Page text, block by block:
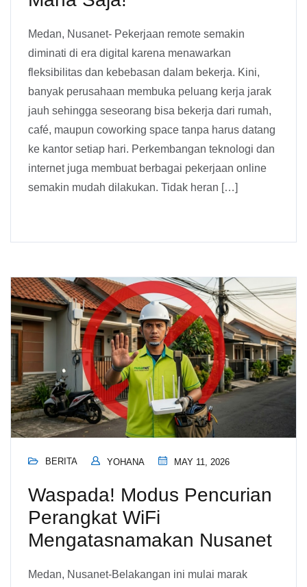
Medan, Nusanet- Pekerjaan remote semakin
diminati di era digital karena menawarkan
fleksibilitas dan kebebasan dalam bekerja. Kini,
banyak perusahaan membuka peluang kerja jarak
jauh sehingga seseorang bisa bekerja dari rumah,
café, maupun coworking space tanpa harus datang
ke kantor setiap hari. Perkembangan teknologi dan
internet juga membuat berbagai pekerjaan online
semakin mudah dilakukan. Tidak heran […]
BERITA YOHANA MAY 11, 2026
Waspada! Modus Pencurian
Perangkat WiFi
Mengatasnamakan Nusanet
Medan, Nusanet-Belakangan ini mulai marak